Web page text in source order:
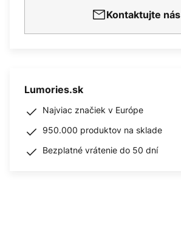
Kontaktujte nás
Lumories.sk
Najviac značiek v Európe
950.000 produktov na sklade
Bezplatné vrátenie do 50 dní